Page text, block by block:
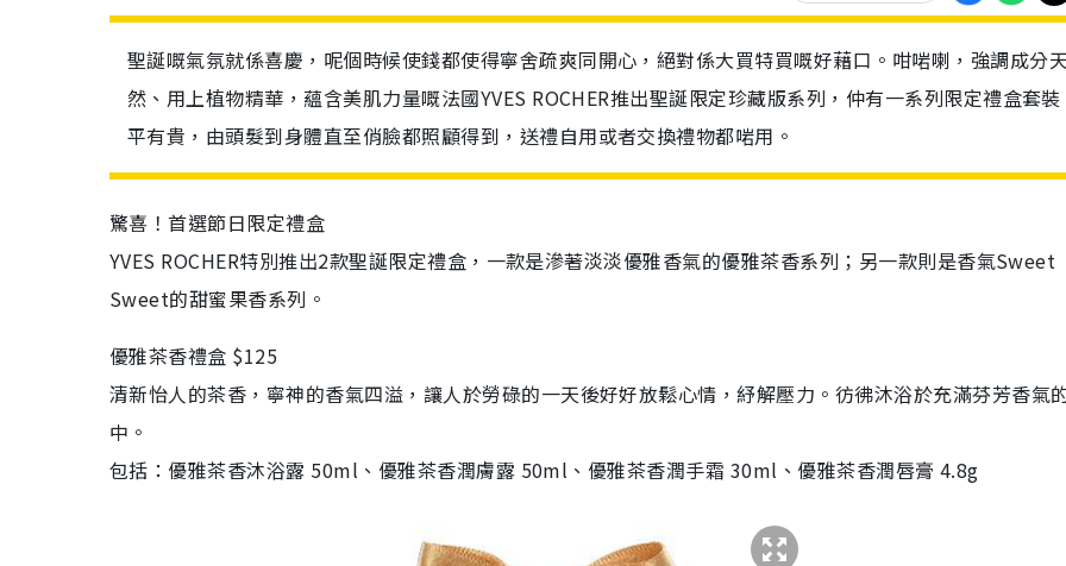
聖誕嘅氣氛就係喜慶，呢個時候使錢都使得寧舍疏爽同開心，絕對係大買特買嘅好藉口。咁啱喇，強調成分
然、用上植物精華，蘊含美肌力量嘅法國YVES ROCHER推出聖誕限定珍藏版系列，仲有一系列限定禮盒套
平有貴，由頭髮到身體直至俏臉都照顧得到，送禮自用或者交換禮物都啱用。
驚喜！首選節日限定禮盒
YVES ROCHER特別推出2款聖誕限定禮盒，一款是滲著淡淡優雅香氣的優雅茶香系列；另一款則是香氣Sweet
Sweet的甜蜜果香系列。
優雅茶香禮盒 $125
清新怡人的茶香，寧神的香氣四溢，讓人於勞碌的一天後好好放鬆心情，紓解壓力。彷彿沐浴於充滿芬芳香氣
中。
包括：優雅茶香沐浴露 50ml、優雅茶香潤膚露 50ml、優雅茶香潤手霜 30ml、優雅茶香潤唇膏 4.8g